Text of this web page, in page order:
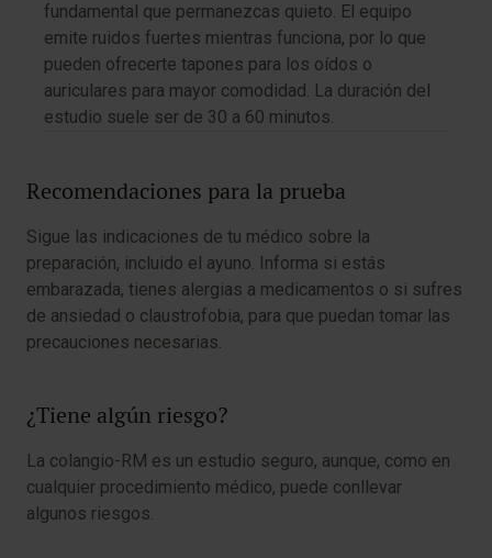
fundamental que permanezcas quieto. El equipo
emite ruidos fuertes mientras funciona, por lo que
pueden ofrecerte tapones para los oídos o
auriculares para mayor comodidad. La duración del
estudio suele ser de 30 a 60 minutos.
Recomendaciones para la prueba
Sigue las indicaciones de tu médico sobre la
preparación, incluido el ayuno. Informa si estás
embarazada, tienes alergias a medicamentos o si sufres
de ansiedad o claustrofobia, para que puedan tomar las
precauciones necesarias.
¿Tiene algún riesgo?
La colangio-RM es un estudio seguro, aunque, como en
cualquier procedimiento médico, puede conllevar
algunos riesgos.